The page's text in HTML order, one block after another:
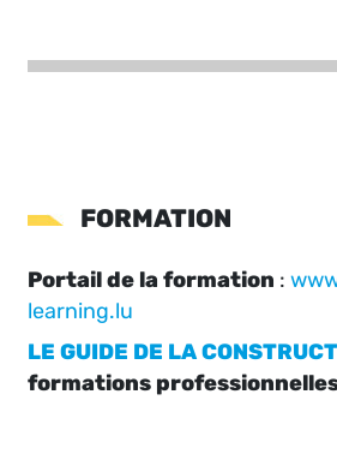
FORMATION
Portail de la formation :
learning.lu
LE GUIDE DE LA
formations